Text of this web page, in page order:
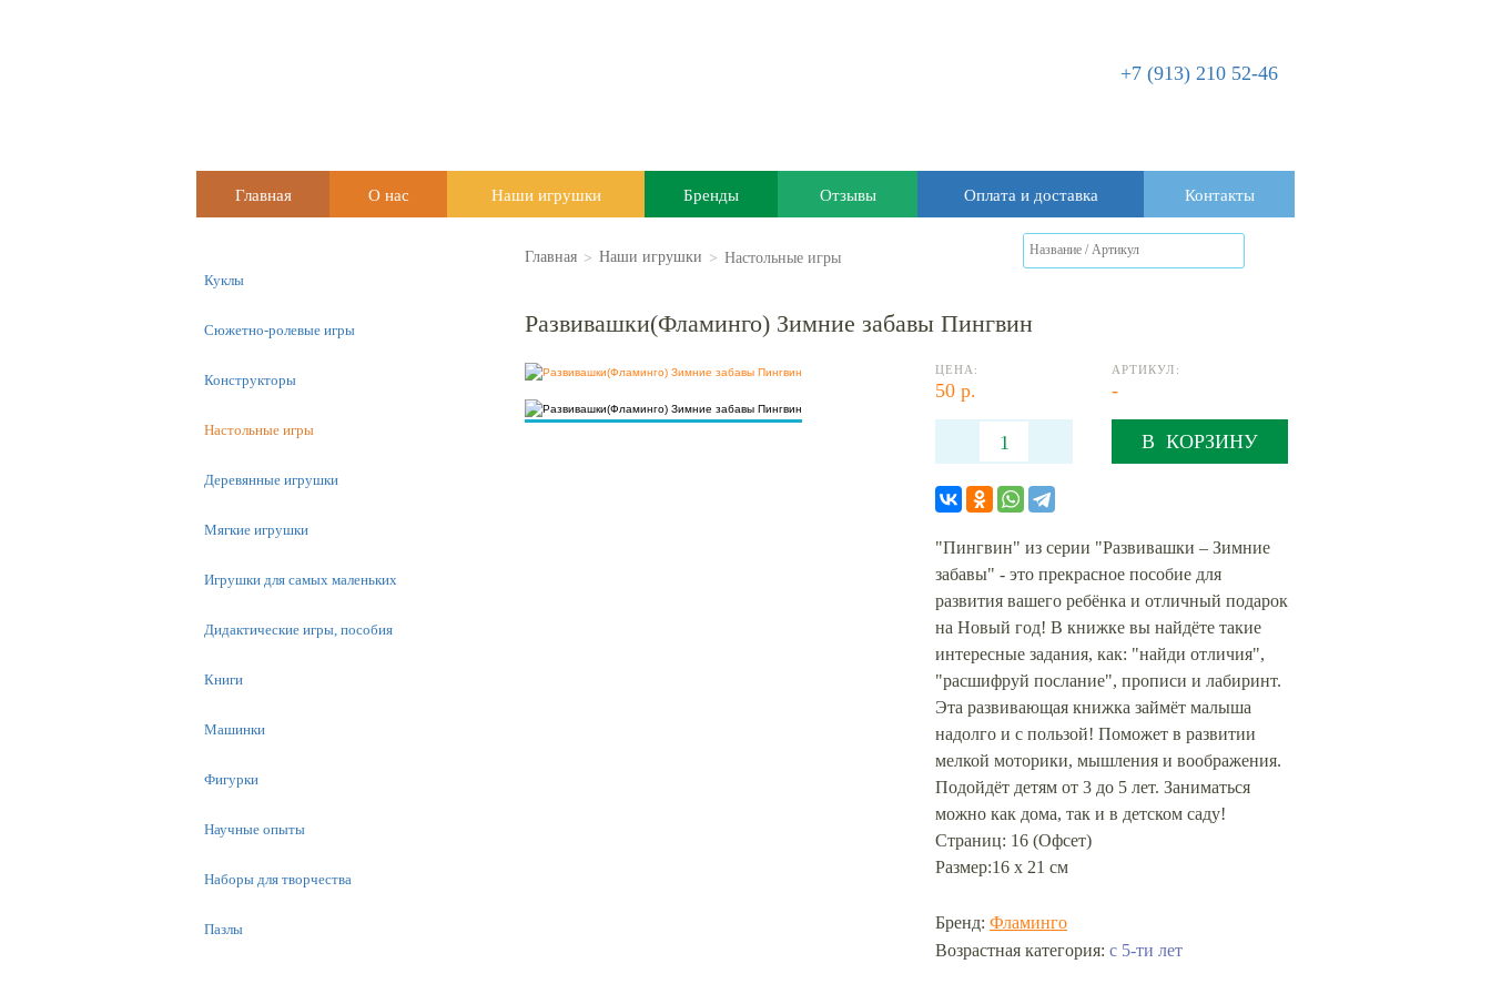
+7 (913) 210 52-46
Главная О нас Наши игрушки Бренды Отзывы Оплата и доставка Контакты
Главная > Наши игрушки > Настольные игры
Развивашки(Фламинго) Зимние забавы Пингвин
ЦЕНА:
50 р.
АРТИКУЛ:
-
В КОРЗИНУ
"Пингвин" из серии "Развивашки – Зимние
забавы" - это прекрасное пособие для
развития вашего ребёнка и отличный подарок
на Новый год! В книжке вы найдёте такие
интересные задания, как: "найди отличия",
"расшифруй послание", прописи и лабиринт.
Эта развивающая книжка займёт малыша
надолго и с пользой! Поможет в развитии
мелкой моторики, мышления и воображения.
Подойдёт детям от 3 до 5 лет. Заниматься
можно как дома, так и в детском саду!
Страниц: 16 (Офсет)
Размер:16 х 21 см
Бренд: Фламинго
Возрастная категория: с 5-ти лет
Куклы
Сюжетно-ролевые игры
Конструкторы
Настольные игры
Деревянные игрушки
Мягкие игрушки
Игрушки для самых маленьких
Дидактические игры, пособия
Книги
Машинки
Фигурки
Научные опыты
Наборы для творчества
Пазлы